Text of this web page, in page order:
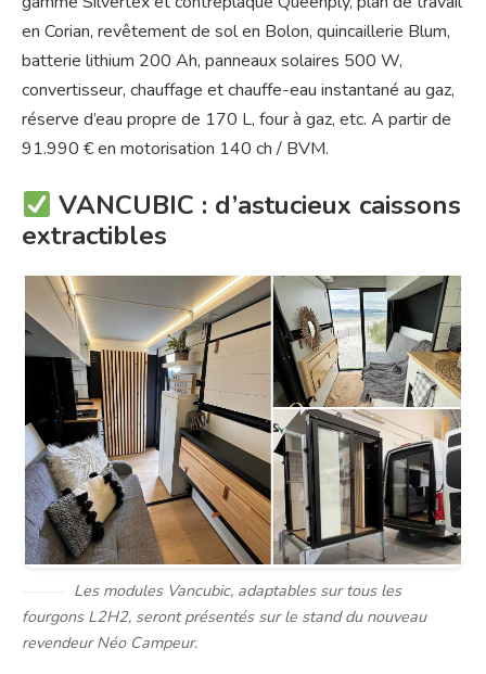
en Corian, revêtement de sol en Bolon, quincaillerie Blum,
batterie lithium 200 Ah, panneaux solaires 500 W,
convertisseur, chauffage et chauffe-eau instantané au gaz,
réserve d’eau propre de 170 L, four à gaz, etc. A partir de
91.990 € en motorisation 140 ch / BVM.
VANCUBIC : d’astucieux caissons
extractibles
Les modules Vancubic, adaptables sur tous les
fourgons L2H2, seront présentés sur le stand du nouveau
revendeur Néo Campeur.